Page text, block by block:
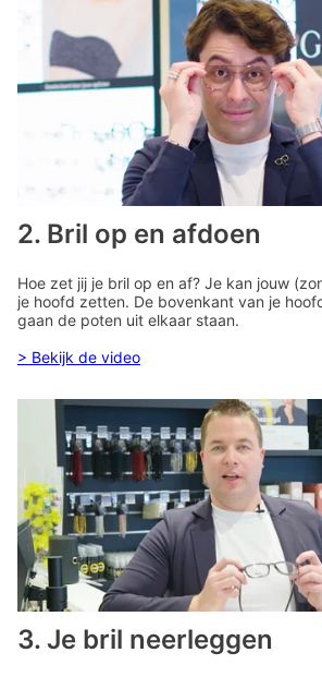
2. Bril op en afdoen
Hoe zet jij je bril op en af? Je kan jouw
je hoofd zetten. De bovenkant van je
gaan de poten uit elkaar staan.
> Bekijk de video
3. Je bril neerleggen